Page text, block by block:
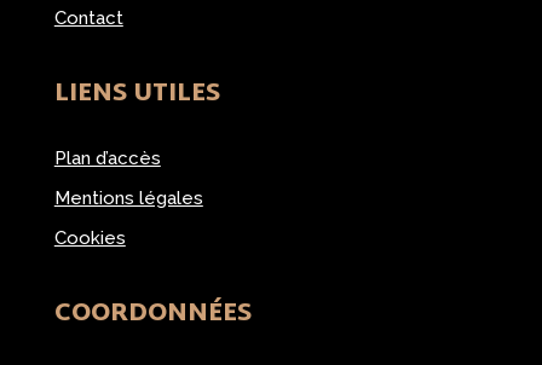
Contact
LIENS UTILES
Plan d’accès
Mentions légales
Cookies
COORDONNÉES